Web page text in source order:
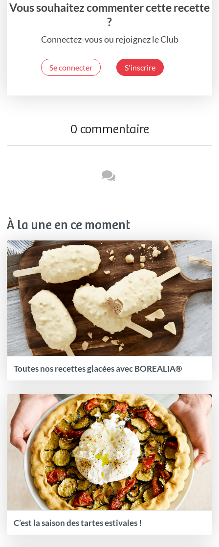
Vous souhaitez commenter cette recette
?
Connectez-vous ou rejoignez le Club
Se connecter S'inscrire
0 commentaire
À la une en ce moment
Toutes nos recettes glacées avec BOREALIA®
C’est la saison des tartes estivales !